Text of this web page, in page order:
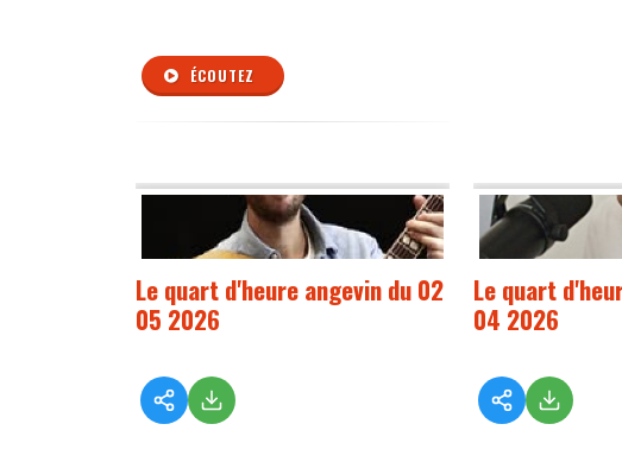
ÉCOUTEZ
Le quart d'heure angevin du 02
05 2026
Le quart
04 2026